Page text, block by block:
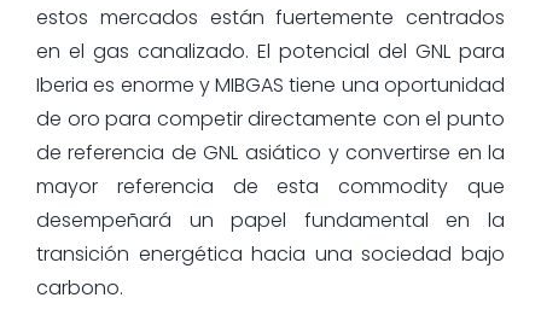
estos mercados están fuertemente centrados
en el gas canalizado. El potencial del GNL para
Iberia es enorme y MIBGAS tiene una oportunidad
de oro para competir directamente con el punto
de referencia de GNL asiático y convertirse en la
mayor referencia de esta commodity que
desempeñará un papel fundamental en la
transición energética hacia una sociedad bajo
carbono.